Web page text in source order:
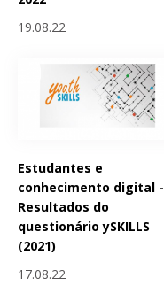
19.08.22
Estudantes e
conhecimento digital -
Resultados do
questionário ySKILLS
(2021)
17.08.22